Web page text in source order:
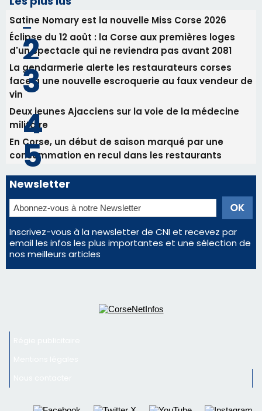
Satine Nomary est la nouvelle Miss Corse 2026
Éclipse du 12 août : la Corse aux premières loges
d'un spectacle qui ne reviendra pas avant 2081
La gendarmerie alerte les restaurateurs corses
face à une nouvelle escroquerie au faux vendeur de
vin
Deux jeunes Ajacciens sur la voie de la médecine
militaire
En Corse, un début de saison marqué par une
consommation en recul dans les restaurants
Newsletter
Inscrivez-vous à la newsletter de CNI et recevez par
email les infos les plus importantes et une sélection de
nos meilleurs articles